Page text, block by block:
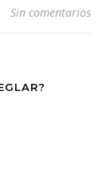
Sin comentarios